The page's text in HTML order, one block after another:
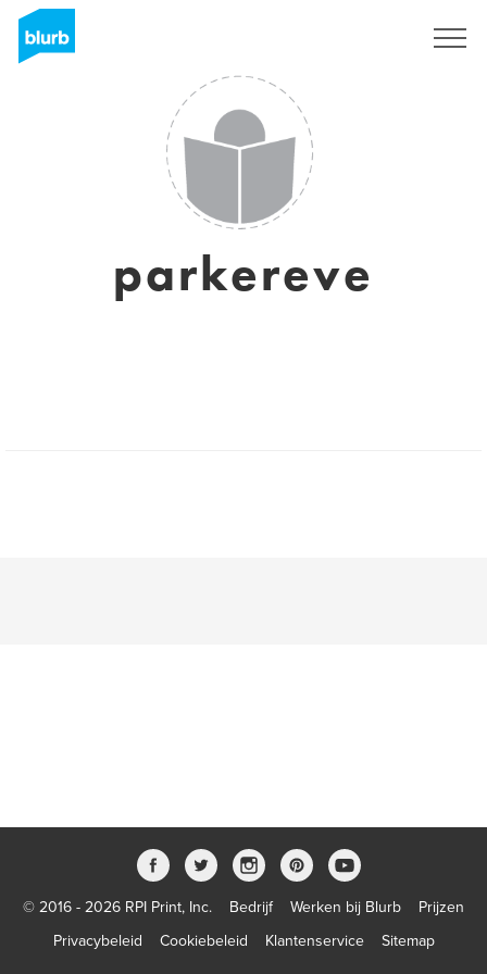
parkereve
© 2016 - 2026 RPI Print, Inc. Bedrijf Werken bij Blurb
Prijzen
Privacybeleid
Cookiebeleid Klantenservice Sitemap